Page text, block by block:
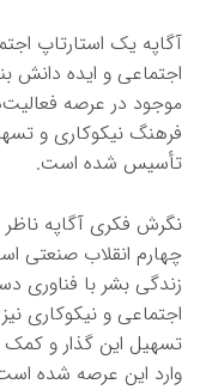
آگاپه یک استارتاپ
اجتماعی و ایده دانش
موجود در عرصه
فرهنگ نیکوکاری و
تأسیس شده است.
نگرش فکری آگاپه ناظر
چهارم انقلاب صنعتی
زندگی بشر با فناوری
اجتماعی و نیکوکاری
تسهیل این گذار و کمک
وارد این عرصه شده